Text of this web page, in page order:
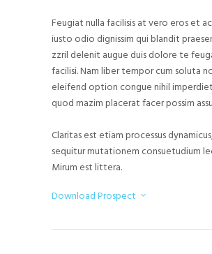
Feugiat nulla facilisis at vero eros et
iusto odio dignissim qui blandit
zzril delenit augue duis dolore te
facilisi. Nam liber tempor cum soluta
eleifend option congue nihil
quod mazim placerat facer possim
Claritas est etiam processus
sequitur mutationem consuetudium
Mirum est littera.
Download Prospect